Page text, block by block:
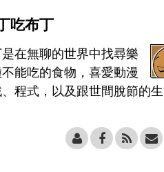
吃布丁
在無聊的世界中找尋樂
能吃的食物，喜愛動漫
程式，以及跟世間脫節的